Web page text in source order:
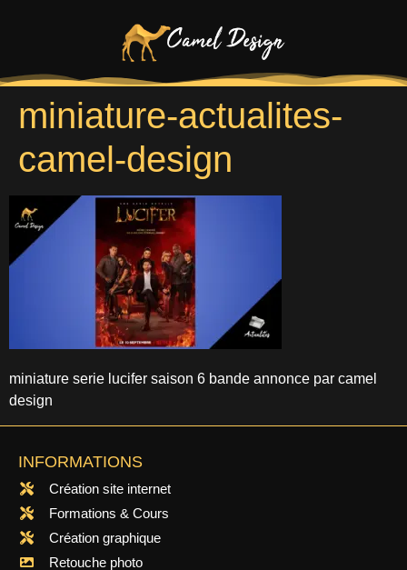
miniature-actualites-
camel-design
miniature serie lucifer saison 6 bande annonce par camel
design
INFORMATIONS
Création site internet
Formations & Cours
Création graphique
Retouche photo